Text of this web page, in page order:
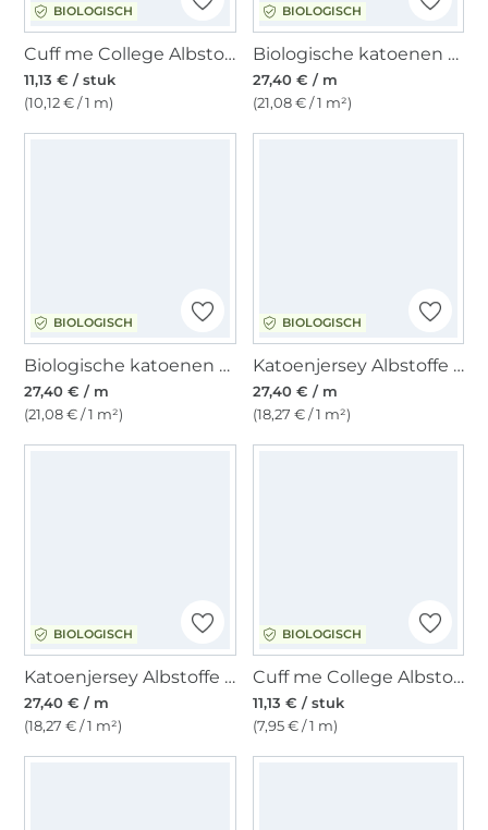
BIOLOGISCH
Cuff me College Albstoffe Hamburger Liebe biologische boordstof, blauw
11,13 € / stuk
(10,12 € / 1 m)
BIOLOGISCH
Biologische katoenen fleece, antracietgrijs
27,40 € / m
(21,08 € / 1 m²)
BIOLOGISCH
Biologische katoenen fleece, jeansblauw
27,40 € / m
(21,08 € / 1 m²)
BIOLOGISCH
Katoenjersey Albstoffe Hamburger Liebe Cherries, zwart
27,40 € / m
(18,27 € / 1 m²)
BIOLOGISCH
Katoenjersey Albstoffe Hamburger Liebe Picknick In the Park, donkerblauw
27,40 € / m
(18,27 € / 1 m²)
BIOLOGISCH
Cuff me College Albstoffe Hamburger Liebe biologische boordstof XXL, marineblauw - groen
11,13 € / stuk
(7,95 € / 1 m)